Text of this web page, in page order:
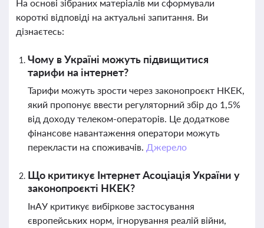
На основі зібраних матеріалів ми сформували
короткі відповіді на актуальні запитання. Ви
дізнаєтесь:
Чому в Україні можуть підвищитися
тарифи на інтернет?
Тарифи можуть зрости через законопроєкт НКЕК,
який пропонує ввести регуляторний збір до 1,5%
від доходу телеком-операторів. Це додаткове
фінансове навантаження оператори можуть
перекласти на споживачів. Джерело
Що критикує Інтернет Асоціація України у
законопроєкті НКЕК?
ІнАУ критикує вибіркове застосування
європейських норм, ігнорування реалій війни,